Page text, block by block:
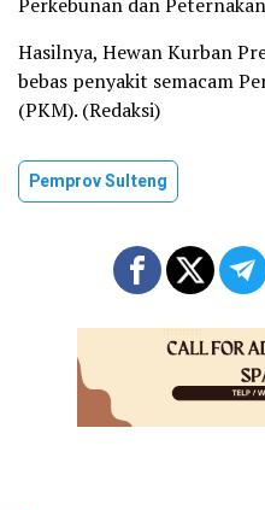
Hasilnya, Hewan Kurban
bebas penyakit semacam
(PKM). (Redaksi)
Pemprov Sulteng